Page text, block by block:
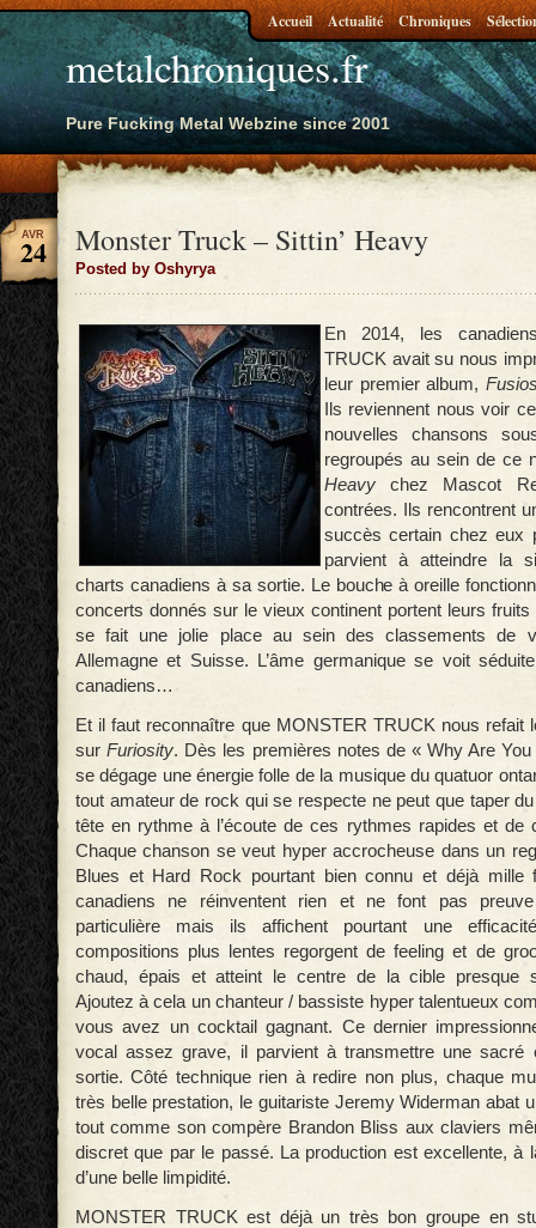
metalchroniques.fr
Pure Fucking Metal Webzine since 2001
Accueil Actualité Chroniques
Monster Truck – Sittin’ Heavy
Posted by Oshyrya
AVR
24
En 2014, les
TRUCK avait su nous
leur premier album,
Ils reviennent nous voir
nouvelles chansons
regroupés au sein de ce
Heavy chez Mascot
contrées. Ils rencontrent
succès certain chez eux
parvient à atteindre la
charts canadiens à sa sortie. Le bouche à oreille
concerts donnés sur le vieux continent portent leurs
se fait une jolie place au sein des classements de
Allemagne et Suisse. L’âme germanique se voit
canadiens…
Et il faut reconnaître que MONSTER TRUCK nous refait
surFuriosity. Dès les premières notes de « Why Are
se dégage une énergie folle de la musique du quatuor
tout amateur de rock qui se respecte ne peut que taper
tête en rythme à l’écoute de ces rythmes rapides et de
Chaque chanson se veut hyper accrocheuse dans un
Blues et Hard Rock pourtant bien connu et déjà mille
canadiens ne réinventent rien et ne font pas preuve
particulière mais ils affichent pourtant une
compositions plus lentes regorgent de feeling et de
chaud, épais et atteint le centre de la cible presque
Ajoutez à cela un chanteur / bassiste hyper talentueux
vous avez un cocktail gagnant. Ce dernier
vocal assez grave, il parvient à transmettre une sacré
sortie. Côté technique rien à redire non plus, chaque
très belle prestation, le guitariste Jeremy Widerman abat
tout comme son compère Brandon Bliss aux claviers
discret que par le passé. La production est excellente, à
d’une belle limpidité.
MONSTER TRUCK est déjà un très bon groupe en